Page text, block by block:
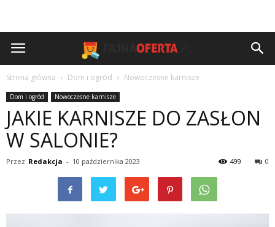
Strona główna Dom i ogród Nowoczesne karnisze
Dom i ogród Nowoczesne karnisze
JAKIE KARNISZE DO ZASŁON
W SALONIE?
Przez Redakcja - 10 października 2023 0
499